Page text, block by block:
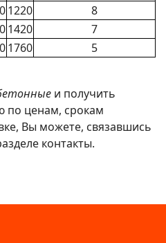
1220
8
1420
7
1760 5
и получить
ценам, срокам
Вы можете, связавшись
контакты.